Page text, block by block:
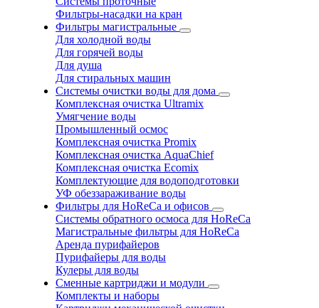
Фильтры-насадки на кран
Фильтры магистральные
Для холодной воды
Для горячей воды
Для душа
Для стиральных машин
Системы очистки воды для дома
Комплексная очистка Ultramix
Умягчение воды
Промышленный осмос
Комплексная очистка Promix
Комплексная очистка AquaChief
Комплексная очистка Ecomix
Комплектующие для водоподготовки
УФ обеззараживание воды
Фильтры для HoReCa и офисов
Системы обратного осмоса для HoReCa
Магистральные фильтры для HoReCa
Аренда пурифайеров
Пурифайеры для воды
Кулеры для воды
Сменные картриджи и модули
Комплекты и наборы